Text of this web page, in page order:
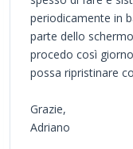
periodicamente in
parte dello
procedo così
possa ripristinare
Grazie,
Adriano